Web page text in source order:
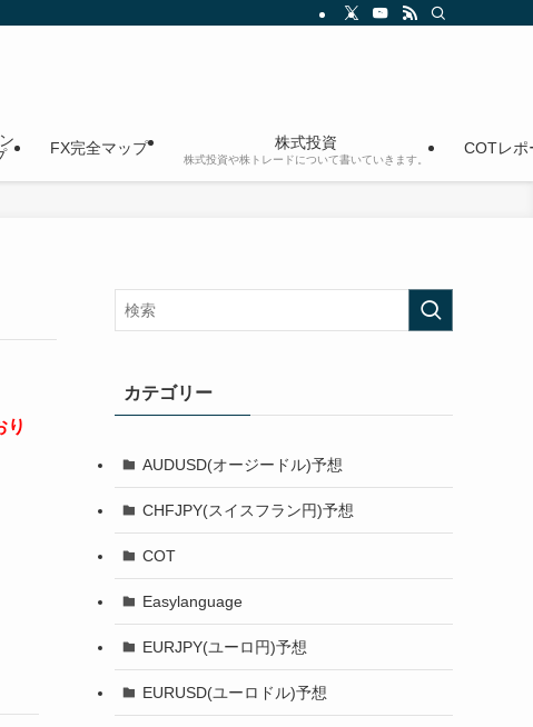
FX完全マップ 株式投資
株式投資や株トレードについて書いていきます。
COTレポ
り
カテゴリー
AUDUSD(オージードル)予想
CHFJPY(スイスフラン円)予想
COT
Easylanguage
EURJPY(ユーロ円)予想
EURUSD(ユーロドル)予想